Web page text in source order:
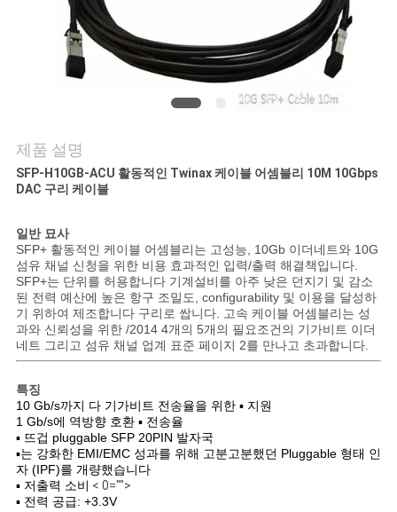
와
연
뉴
스
건
인
제품 설명
SFP-H10GB-ACU 활동적인 Twinax 케이블 어셈블리 10M 10Gbps
DAC 구리 케이블
일반 묘사
SFP+ 활동적인 케이블 어셈블리는 고성능, 10Gb 이더네트와 10G
섬유 채널 신청을 위한 비용 효과적인 입력/출력 해결책입니다.
SFP+는 단위를 허용합니다 기계설비를 아주 낮은 던지기 및 감소
된 전력 예산에 높은 항구 조밀도, configurability 및 이용을 달성하
기 위하여 제조합니다 구리로 쌉니다. 고속 케이블 어셈블리는 성
과와 신뢰성을 위한 /2014 4개의 5개의 필요조건의 기가비트 이더
네트 그리고 섬유 채널 업계 표준 페이지 2를 만나고 초과합니다.
특징
10 Gb/s까지 다 기가비트 전송율을 위한 ▪ 지원
1 Gb/s에 역방향 호환 ▪ 전송율
▪ 뜨겁 pluggable SFP 20PIN 발자국
▪는 강화한 EMI/EMC 성과를 위해 고분고분했던 Pluggable 형태 인
자 (IPF)를 개량했습니다
▪ 저출력 소비 < 0="">
▪ 전력 공급: +3.3V